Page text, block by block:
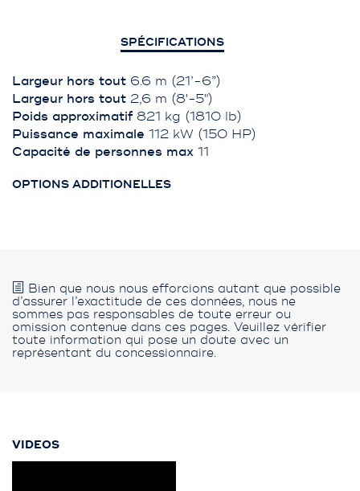
SPÉCIFICATIONS
Largeur hors tout 6.6 m (21’-6”)
Largeur hors tout 2,6 m (8'-5")
Poids approximatif821 kg (1810 lb)
Puissance maximale 112 kW (150 HP)
Capacité de personnes max 11
OPTIONS ADDITIONELLES
Bien que nous nous efforcions autant que possible
d’assurer l’exactitude de ces données, nous ne
sommes pas responsables de toute erreur ou
omission contenue dans ces pages. Veuillez vérifier
toute information qui pose un doute avec un
représentant du concessionnaire.
VIDEOS